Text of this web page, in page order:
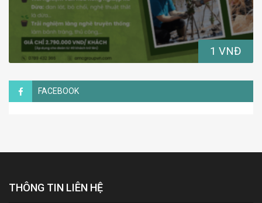
1 VNĐ
FACEBOOK
THÔNG TIN LIÊN HỆ